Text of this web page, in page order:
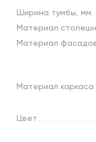
Ширина тумбы, мм
Материал
Материал
Материал каркаса
Цвет